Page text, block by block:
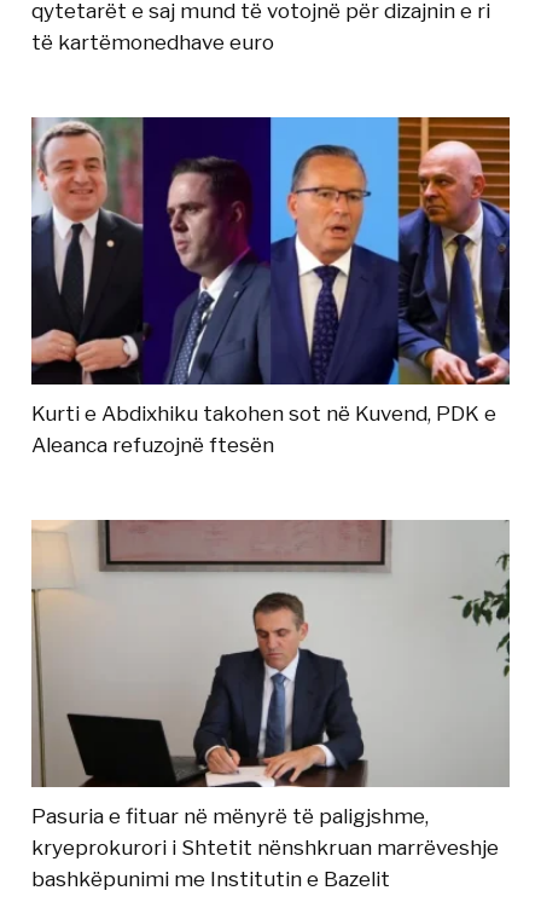
qytetarët e saj mund të votojnë për dizajnin e ri
të kartëmonedhave euro
Kurti e Abdixhiku takohen sot në Kuvend, PDK e
Aleanca refuzojnë ftesën
Pasuria e fituar në mënyrë të paligjshme,
kryeprokurori i Shtetit nënshkruan marrëveshje
bashkëpunimi me Institutin e Bazelit